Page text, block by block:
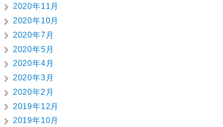
2020年11月
2020年10月
2020年7月
2020年5月
2020年4月
2020年3月
2020年2月
2019年12月
2019年10月